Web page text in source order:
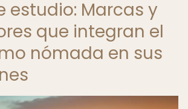
estudio: Marcas y
que integran el
nómada en sus